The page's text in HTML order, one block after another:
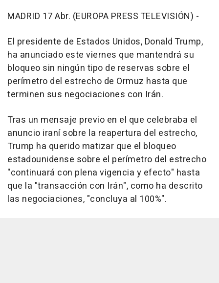
MADRID 17 Abr. (EUROPA PRESS TELEVISIÓN) -
El presidente de Estados Unidos, Donald Trump,
ha anunciado este viernes que mantendrá su
bloqueo sin ningún tipo de reservas sobre el
perímetro del estrecho de Ormuz hasta que
terminen sus negociaciones con Irán.
Tras un mensaje previo en el que celebraba el
anuncio iraní sobre la reapertura del estrecho,
Trump ha querido matizar que el bloqueo
estadounidense sobre el perímetro del estrecho
"continuará con plena vigencia y efecto" hasta
que la "transacción con Irán", como ha descrito
las negociaciones, "concluya al 100%".